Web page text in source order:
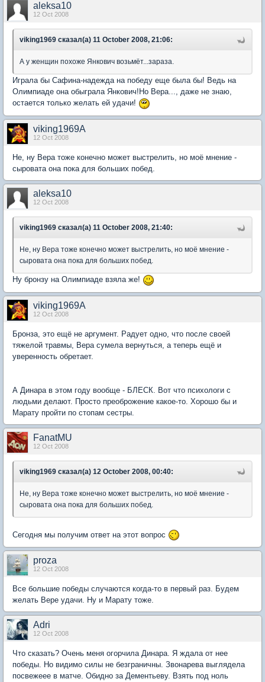
aleksa10
12 Oct 2008
viking1969 сказал(а) 11 October 2008, 21:06:
А у женщин похоже Янкович возьмёт...зараза.
Играла бы Сафина-надежда на победу еще была бы! Ведь на
Олимпиаде она обыграла Янкович!Но Вера..., даже не знаю,
остается только желать ей удачи!
viking1969A
12 Oct 2008
Не, ну Вера тоже конечно может выстрелить, но моё мнение -
сыровата она пока для больших побед.
aleksa10
12 Oct 2008
viking1969 сказал(а) 11 October 2008, 21:40:
Не, ну Вера тоже конечно может выстрелить, но моё мнение -
сыровата она пока для больших побед.
Ну бронзу на Олимпиаде взяла же!
viking1969A
12 Oct 2008
Бронза, это ещё не аргумент. Радует одно, что после своей
тяжелой травмы, Вера сумела вернуться, а теперь ещё и
уверенность обретает.
А Динара в этом году вообще - БЛЕСК. Вот что психологи с
людьми делают. Просто преоброжение какое-то. Хорошо бы и
Марату пройти по стопам сестры.
FanatMU
12 Oct 2008
viking1969 сказал(а) 12 October 2008, 00:40:
Не, ну Вера тоже конечно может выстрелить, но моё мнение -
сыровата она пока для больших побед.
Сегодня мы получим ответ на этот вопрос
proza
12 Oct 2008
Все большие победы случаются когда-то в первый раз. Будем
желать Вере удачи. Ну и Марату тоже.
Adri
12 Oct 2008
Что сказать? Очень меня огорчила Динара. Я ждала от нее
победы. Но видимо силы не безграничны. Звонарева выглядела
посвежеее в матче. Обидно за Дементьеву. Взять под ноль